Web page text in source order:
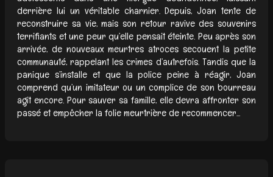
derrière lui un véritable charnier. Depuis, Joan tente de
reconstruire sa vie, mais son retour ravive des souvenirs
terrifiants et une peur qu’elle pensait éteinte. Peu après son
arrivée, de nouveaux meurtres atroces secouent la petite
communauté, rappelant les crimes d’autrefois. Tandis que la
panique s’installe et que la police peine à réagir, Joan
comprend qu’un imitateur ou un complice de son bourreau
agit encore. Pour sauver sa famille, elle devra affronter son
passé et empêcher la folie meurtrière de recommencer...